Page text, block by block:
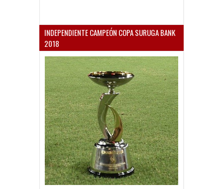
INDEPENDIENTE CAMPEÓN COPA SURUGA BANK
2018